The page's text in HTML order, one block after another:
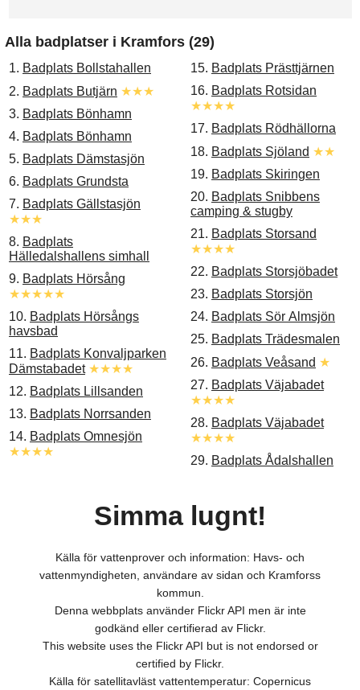
Alla badplatser i Kramfors (29)
1. Badplats Bollstahallen
2. Badplats Butjärn ★★★
3. Badplats Bönhamn
4. Badplats Bönhamn
5. Badplats Dämstasjön
6. Badplats Grundsta
7. Badplats Gällstasjön
★★★
8. Badplats
Hälledalshallens simhall
9. Badplats Hörsång
★★★★★
10. Badplats Hörsångs
havsbad
11. Badplats Konvaljparken
Dämstabadet ★★★★
12. Badplats Lillsanden
13. Badplats Norrsanden
14. Badplats Omnesjön
★★★★
15. Badplats Prästtjärnen
16. Badplats Rotsidan
★★★★
17. Badplats Rödhällorna
18. Badplats Sjöland ★★
19. Badplats Skiringen
20. Badplats Snibbens
camping & stugby
21. Badplats Storsand
★★★★
22. Badplats Storsjöbadet
23. Badplats Storsjön
24. Badplats Sör Almsjön
25. Badplats Trädesmalen
26. Badplats Veåsand ★
27. Badplats Väjabadet
★★★★
28. Badplats Väjabadet
★★★★
29. Badplats Ådalshallen
Simma lugnt!
Källa för vattenprover och information: Havs- och
vattenmyndigheten, användare av sidan och Kramforss
kommun.
Denna webbplats använder Flickr API men är inte
godkänd eller certifierad av Flickr.
This website uses the Flickr API but is not endorsed or
certified by Flickr.
Källa för satellitavläst vattentemperatur: Copernicus